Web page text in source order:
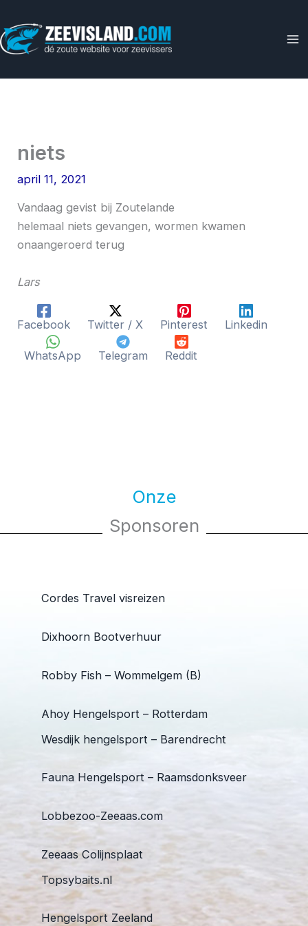
naar
de
niets
april 11, 2021
Vandaag gevist bij Zoutelande
helemaal niets gevangen, wormen kwamen
onaangeroerd terug
Lars
Facebook Twitter / X Pinterest Linkedin
WhatsApp Telegram Reddit
Onze
Sponsoren
Cordes Travel visreizen
Dixhoorn Bootverhuur
Robby Fish – Wommelgem (B)
Ahoy Hengelsport – Rotterdam
Wesdijk hengelsport – Barendrecht
Fauna Hengelsport – Raamsdonksveer
Lobbezoo-Zeeaas.com
Zeeaas Colijnsplaat
Topsybaits.nl
Hengelsport Zeeland